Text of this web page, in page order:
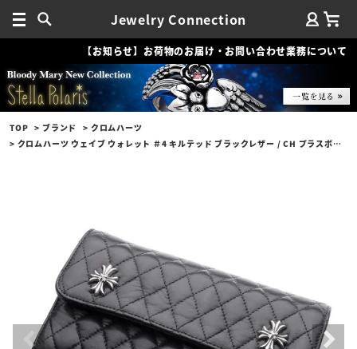
Jewelry Connection
【お知らせ】お荷物のお届け・お問い合わせ業務について
TOP ブランド
クロムハーツ
クロムハーツ ウェイブ ウォレット ＃4 キルテッド ブラックレザー / CH プラスボタン